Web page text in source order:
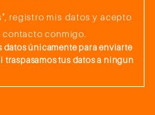
registro mis datos y acepto
conmigo.
datos únicamente para enviarte
traspasamos tus datos a ningun